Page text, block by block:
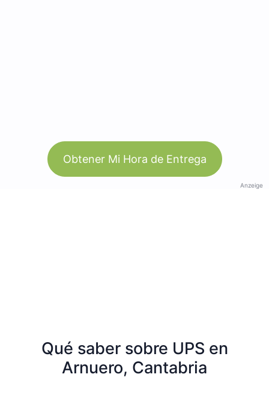
Obtener Mi Hora de Entrega
Anzeige
Qué saber sobre UPS en
Arnuero, Cantabria